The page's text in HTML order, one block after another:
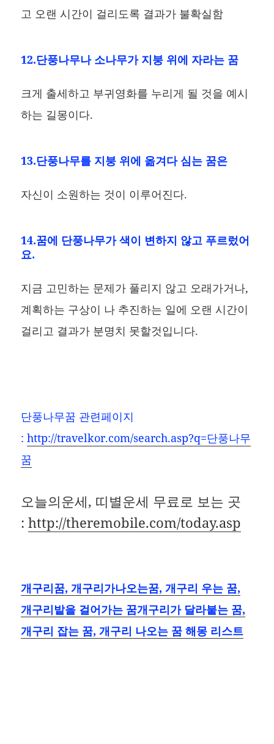
고 오랜 시간이 걸리도록 결과가 불확실함
12.단풍나무나 소나무가 지붕 위에 자라는 꿈
크게 출세하고 부귀영화를 누리게 될 것을 예시
하는 길몽이다.
13.단풍나무를 지붕 위에 옮겨다 심는 꿈은
자신이 소원하는 것이 이루어진다.
14.꿈에 단풍나무가 색이 변하지 않고 푸르렀어
요.
지금 고민하는 문제가 풀리지 않고 오래가거나,
계획하는 구상이 나 추진하는 일에 오랜 시간이
걸리고 결과가 분명치 못할것입니다.
단풍나무꿈 관련페이지
:http://travelkor.com/search.asp?q=단풍나무
꿈
오늘의운세, 띠별운세 무료로 보는 곳
:http://theremobile.com/today.asp
개구리꿈, 개구리가나오는꿈, 개구리 우는 꿈,
개구리밭을 걸어가는 꿈개구리가 달라붙는 꿈,
개구리 잡는 꿈, 개구리 나오는 꿈 해몽 리스트